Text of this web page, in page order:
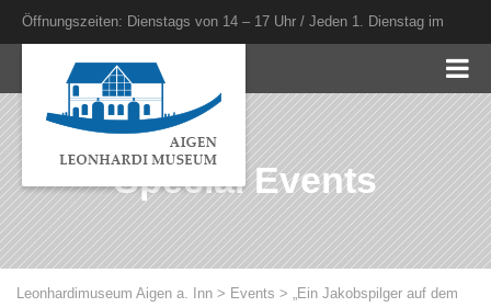
Öffnungszeiten: Dienstags von 14 – 17 Uhr / Jeden 1. Dienstag im
Monat bis 20 Uhr
Special Events
Leonhardimuseum Aigen a. Inn > Events > „Ein Jakobspilger auf dem